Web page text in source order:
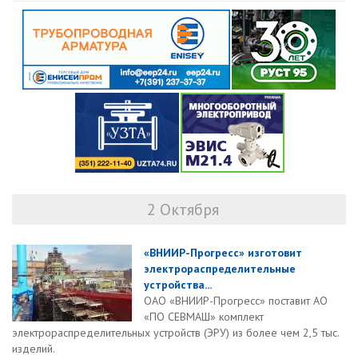
2 Октября
«ВНИИР-Прогресс» изготовит
электрораспределительные
устройства...
ОАО «ВНИИР-Прогресс» поставит АО
«ПО СЕВМАШ» комплект
электрораспределительных устройств (ЭРУ) из более чем 2,5 тыс.
изделий.